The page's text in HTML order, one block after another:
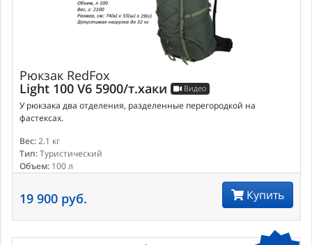
Рюкзак RedFox
Light 100 V6 5900/т.хаки Видео
У рюкзака два отделения, разделенные перегородкой на
фастексах.
Вес:2.1 кг
Тип:Туристический
Объем: 100 л
19 900 руб. Купить